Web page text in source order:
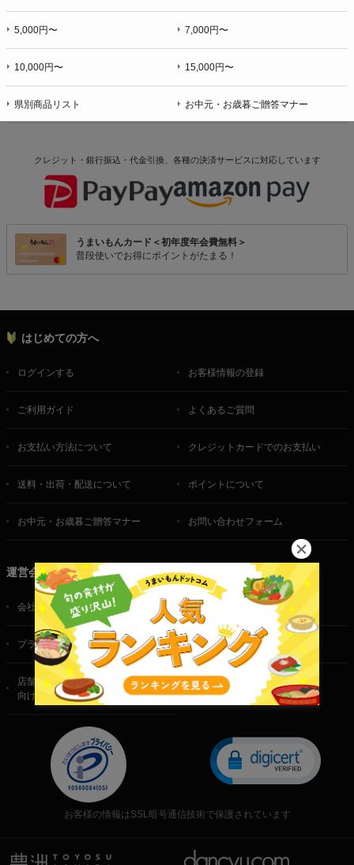
5,000円〜 7,000円〜
10,000円〜 15,000円〜
県別商品リスト お中元・お歳暮ご贈答マナー
クレジット・銀行振込・代金引換、各種の決済サービスに対応しています
うまいもんカード＜初年度年会費無料＞
普段使いでお得にポイントがたまる！
はじめての方へ
ログインする お客様情報の登録
ご利用ガイド よくあるご質問
お支払い方法について クレジットカードでのお支払い
送料・出荷・配送について ポイントについて
お中元・お歳暮ご贈答マナー お問い合わせフォーム
運営会社
会社概要 ご利用規約
プライバシーポリシー 特定商取引法に基づく表記
店舗・法人・生産者様
向けのお問い合わせ
お客様の情報はSSL暗号通信技術で保護されています